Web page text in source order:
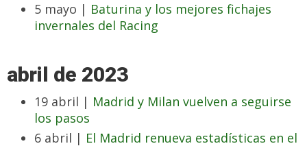
5 mayo | Baturina y los mejores fichajes
invernales del Racing
abril de 2023
19 abril | Madrid y Milan vuelven a seguirse
los pasos
6 abril | El Madrid renueva estadísticas en el